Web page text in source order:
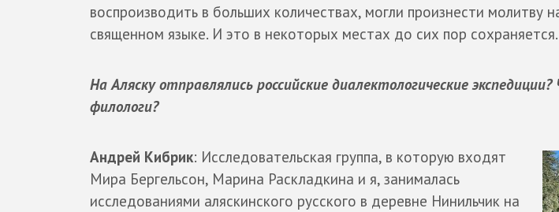
воспроизводить в больших количествах, могли произнести молитву
священном языке. И это в некоторых местах до сих пор сохраняется.
На Аляску отправлялись российские диалектологические
филологи?
Андрей Кибрик: Исследовательская группа, в которую входят
Мира Бергельсон, Марина Раскладкина и я, занималась
исследованиями аляскинского русского в деревне Нинильчик на